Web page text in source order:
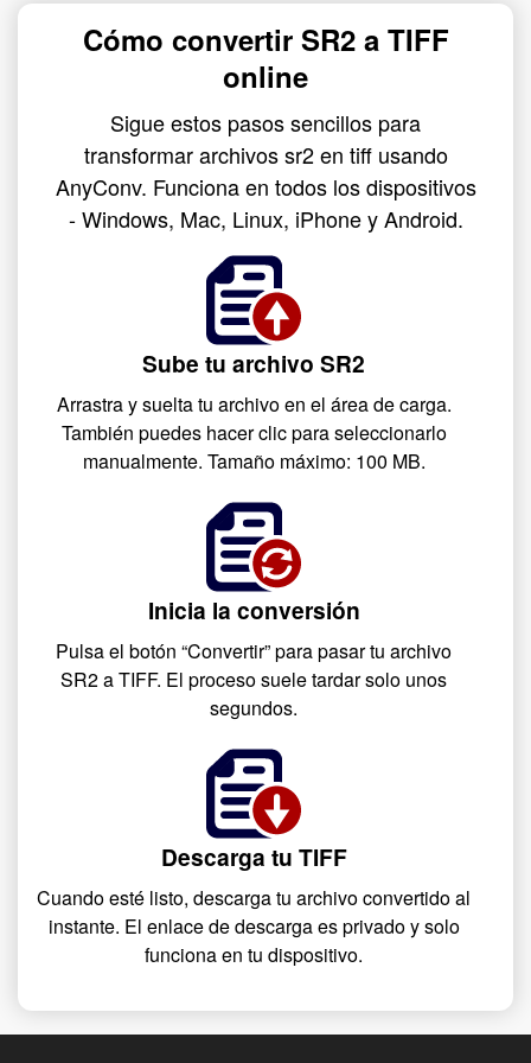
Cómo convertir SR2 a TIFF
online
Sigue estos pasos sencillos para
transformar archivos sr2 en tiff usando
AnyConv. Funciona en todos los dispositivos
- Windows, Mac, Linux, iPhone y Android.
Sube tu archivo SR2
Arrastra y suelta tu archivo en el área de carga.
También puedes hacer clic para seleccionarlo
manualmente. Tamaño máximo: 100 MB.
Inicia la conversión
Pulsa el botón “Convertir” para pasar tu archivo
SR2 a TIFF. El proceso suele tardar solo unos
segundos.
Descarga tu TIFF
Cuando esté listo, descarga tu archivo convertido al
instante. El enlace de descarga es privado y solo
funciona en tu dispositivo.